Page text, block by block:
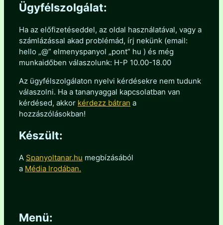
Ügyfélszolgálat:
Ha az előfizetéseddel, az oldal használatával, vagy a
számlázással akad problémád, írj nekünk (email:
hello „@” elmenyspanyol „pont” hu ) és még
munkaidőben válaszolunk: H-P 10.00-18.00
Az ügyfélszolgálaton nyelvi kérdésekre nem tudunk
válaszolni. Ha a tananyaggal kapcsolatban van
kérdésed, akkor kérdezz bátran a
hozzászólásokban!
Készült:
A Spanyoltanar.hu megbízásából
a Média Irodában.
Menü: